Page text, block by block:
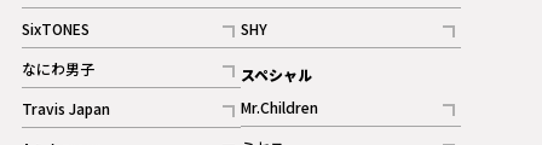
記事
ギャラリー
SixTONES
記事
ギャラリー
なにわ男子
記事
Travis Japan
記事
記事
SHY
記事
スペシャル
Mr.Children
記事